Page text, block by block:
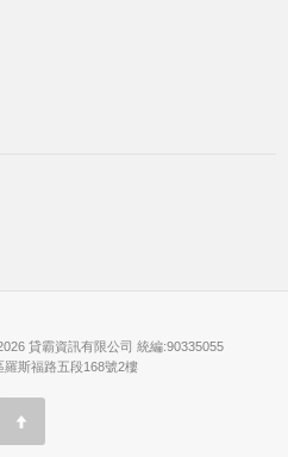
貸霸資訊有限公司 統編:90335055
羅斯福路五段168號2樓